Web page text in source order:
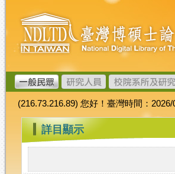
跳
到
主
要
內
容
臺
灣
博
碩
士
論
文
加
值
系
統
(216.73.216.89) 您好！臺灣時間：2026/
::: 詳目顯示